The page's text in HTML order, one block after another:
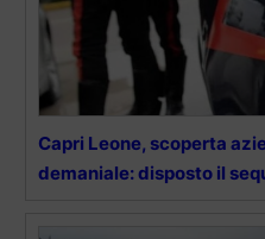
Capri Leone, scoperta
demaniale: disposto il